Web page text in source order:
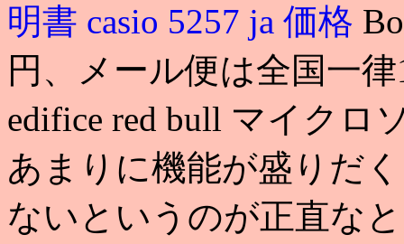
明書 casio 5257 ja 価格
円、メール便は全国一
edifice red bull マイクロ
あまりに機能が盛りだ
ないというのが正直な